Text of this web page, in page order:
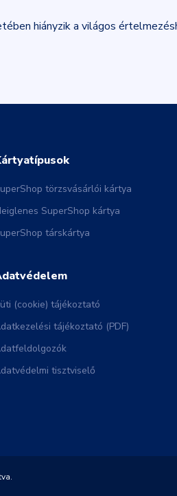
hiányzik a világos
törzsvásárlói kártya
SuperShop kártya
társkártya
(cookie) tájékoztató
tájékoztató (PDF)
tisztviselő